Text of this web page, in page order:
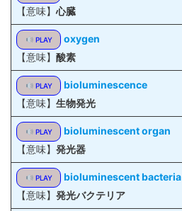
【意味】 心臓
PLAY
oxygen
【意味】 酸素
PLAY
bioluminescence
【意味】 生物発光
PLAY
bioluminescent organ
【意味】 発光器
PLAY
bioluminescent bacteria
【意味】 発光バクテリア